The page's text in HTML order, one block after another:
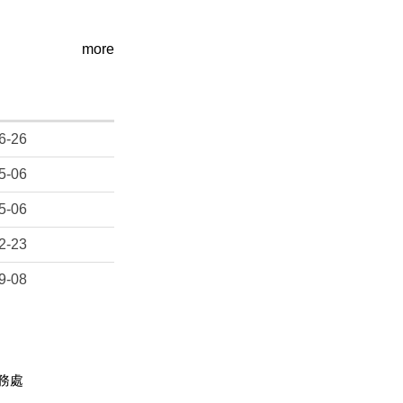
26
06
06
23
08
more
處